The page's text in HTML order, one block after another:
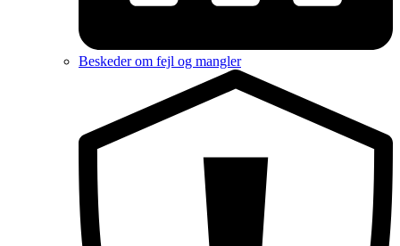
Beskeder om fejl og mangler